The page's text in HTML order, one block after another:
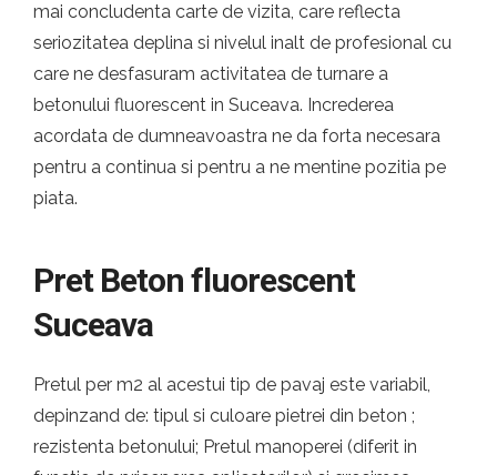
mai concludenta carte de vizita, care reflecta
seriozitatea deplina si nivelul inalt de profesional cu
care ne desfasuram activitatea de turnare a
betonului fluorescent in Suceava. Increderea
acordata de dumneavoastra ne da forta necesara
pentru a continua si pentru a ne mentine pozitia pe
piata.
Pret Beton fluorescent
Suceava
Pretul per m2 al acestui tip de pavaj este variabil,
depinzand de: tipul si culoare pietrei din beton ;
rezistenta betonului; Pretul manoperei (diferit in